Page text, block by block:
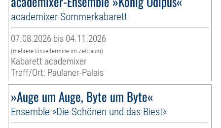
academixer-Sommerkabarett
07.08.2026 bis 04.11.2026
(mehrere Einzeltermine im Zeitraum)
Kabarett academixer
Treff/Ort: Paulaner-Palais
»Auge um Auge, Byte um Byte«
Ensemble »Die Schönen und das Biest«